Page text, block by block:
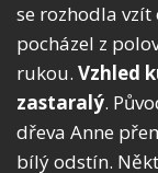
se rozhodla vzít
pocházel z
rukou. Vzhled
zastaralý.
dřeva Anne
bílý odstín.